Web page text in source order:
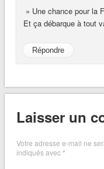
» Une chance pour la
Et ça débarque à tout
Répondre
Laisser un
Votre adresse e-mail ne
indiqués avec*